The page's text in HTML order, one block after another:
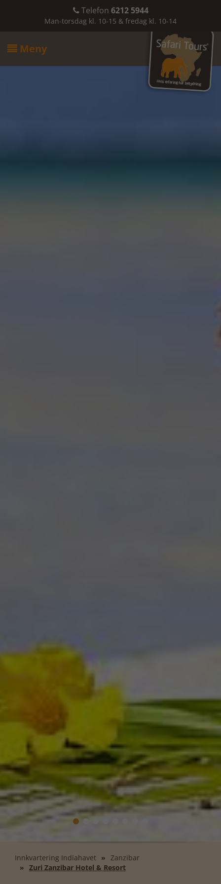
Telefon 6212 5944
Man-torsdag kl. 10-15 & fredag kl. 10-14
 Meny
Innkvartering Indiahavet
Zanzibar
Zuri Zanzibar Hotel & Resort